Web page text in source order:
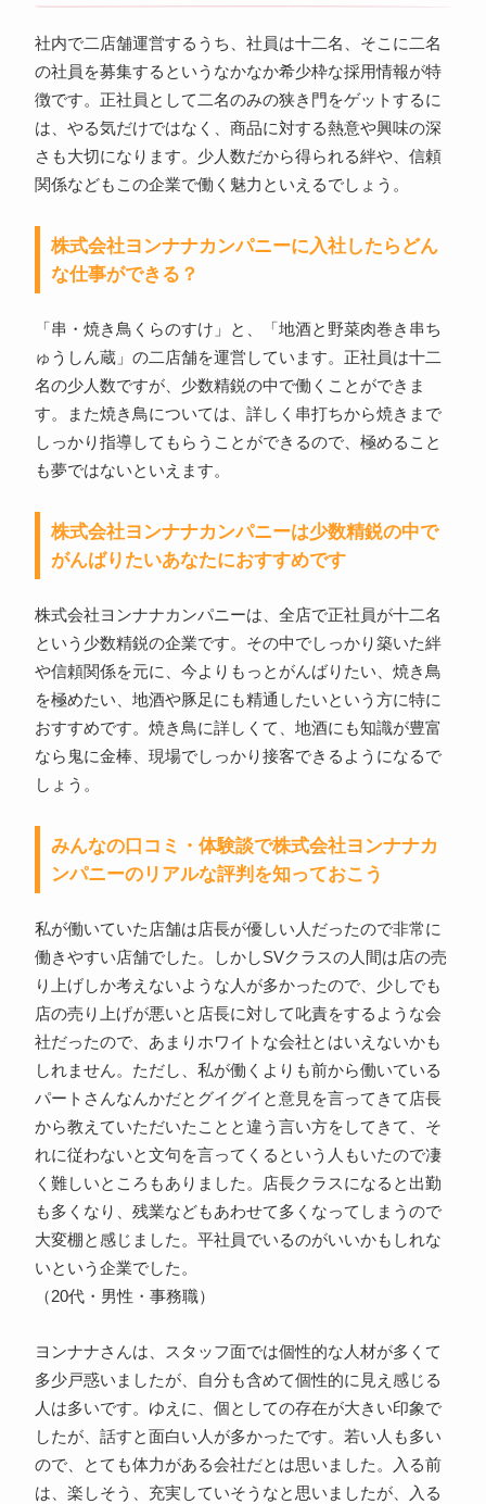
社内で二店舗運営するうち、社員は十二名、そこに二名
の社員を募集するというなかなか希少枠な採用情報が特
徴です。正社員として二名のみの狭き門をゲットするに
は、やる気だけではなく、商品に対する熱意や興味の深
さも大切になります。少人数だから得られる絆や、信頼
関係などもこの企業で働く魅力といえるでしょう。
株式会社ヨンナナカンパニーに入社したらどん
な仕事ができる？
「串・焼き鳥くらのすけ」と、「地酒と野菜肉巻き串ち
ゅうしん蔵」の二店舗を運営しています。正社員は十二
名の少人数ですが、少数精鋭の中で働くことができま
す。また焼き鳥については、詳しく串打ちから焼きまで
しっかり指導してもらうことができるので、極めること
も夢ではないといえます。
株式会社ヨンナナカンパニーは少数精鋭の中で
がんばりたいあなたにおすすめです
株式会社ヨンナナカンパニーは、全店で正社員が十二名
という少数精鋭の企業です。その中でしっかり築いた絆
や信頼関係を元に、今よりもっとがんばりたい、焼き鳥
を極めたい、地酒や豚足にも精通したいという方に特に
おすすめです。焼き鳥に詳しくて、地酒にも知識が豊富
なら鬼に金棒、現場でしっかり接客できるようになるで
しょう。
みんなの口コミ・体験談で株式会社ヨンナナカ
ンパニーのリアルな評判を知っておこう
私が働いていた店舗は店長が優しい人だったので非常に
働きやすい店舗でした。しかしSVクラスの人間は店の売
り上げしか考えないような人が多かったので、少しでも
店の売り上げが悪いと店長に対して叱責をするような会
社だったので、あまりホワイトな会社とはいえないかも
しれません。ただし、私が働くよりも前から働いている
パートさんなんかだとグイグイと意見を言ってきて店長
から教えていただいたことと違う言い方をしてきて、そ
れに従わないと文句を言ってくるという人もいたので凄
く難しいところもありました。店長クラスになると出勤
も多くなり、残業などもあわせて多くなってしまうので
大変棚と感じました。平社員でいるのがいいかもしれな
いという企業でした。
（20代・男性・事務職）
ヨンナナさんは、スタッフ面では個性的な人材が多くて
多少戸惑いましたが、自分も含めて個性的に見え感じる
人は多いです。ゆえに、個としての存在が大きい印象で
したが、話すと面白い人が多かったです。若い人も多い
ので、とても体力がある会社だとは思いました。入る前
は、楽しそう、充実していそうなと思いましたが、入る